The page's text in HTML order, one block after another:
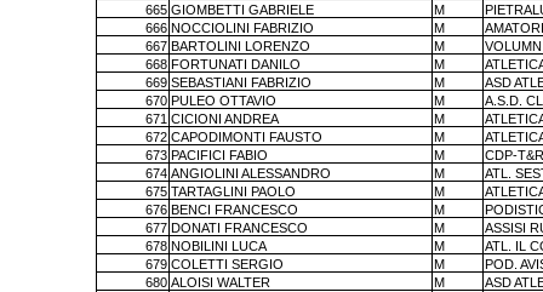
665 GIOMBETTI GABRIELE M
666 NOCCIOLINI FABRIZIO M
667 BARTOLINI LORENZO M
668 FORTUNATI DANILO M
669 SEBASTIANI FABRIZIO M
ASD
670 PULEO OTTAVIO M
A.S.D.
671 CICIONI ANDREA M
672 CAPODIMONTI FAUSTO M
673 PACIFICI FABIO M
CDP-
674 ANGIOLINI ALESSANDRO M
ATL.
675 TARTAGLINI PAOLO M
676 BENCI FRANCESCO M
677 DONATI FRANCESCO M
ASSISI
678 NOBILINI LUCA M
ATL. IL
679 COLETTI SERGIO M
POD.
680 ALOISI WALTER M
ASD